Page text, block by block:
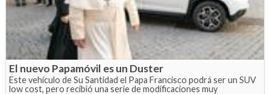
El nuevo Papamóvil es un Duster
Este vehículo de Su Santidad el Papa Francisco podrá ser un SUV
low cost, pero recibió una serie de modificaciones muy